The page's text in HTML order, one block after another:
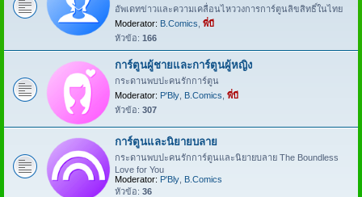
อัพเดทข่าวและความเคลื่อนไหววงการการ์ตูนลิขสิทธิ์ในไทย
Moderator: B.Comics พี่บี
หัวข้อ: 166
การ์ตูนผู้ชายและการ์ตูนผู้หญิง
กระดานพบปะคนรักการ์ตูน
Moderator: P'Bly B.Comics พี่บี
หัวข้อ: 307
การ์ตูนและนิยายบลาย
กระดานพบปะคนรักการ์ตูนและนิยายบลาย The Boundless
Love for You
Moderator: P'Bly B.Comics
หัวข้อ: 36